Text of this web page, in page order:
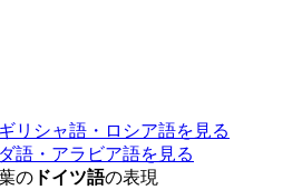
リシャ語・ロシア語を見る
語・アラビア語を見る
の ドイツ語の表現